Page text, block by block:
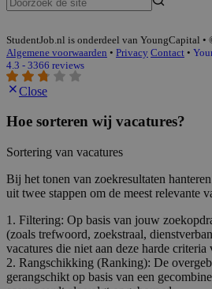
StudentJob.nl is onderdeel van YoungCapital
Algemene voorwaarden • Privacy Contact •
4.3 - 3366 reviews
Close
Hoe sorteren wij vacatures?
Sortering van vacatures
Bij het tonen van zoekresultaten
uit twee stappen om de meest relevante
1. Filtering: Op basis van jouw
(zoals trefwoord, zoekstraal,
vacatures die niet aan deze harde
2. Rangschikking (Ranking): De
gerangschikt op basis van een